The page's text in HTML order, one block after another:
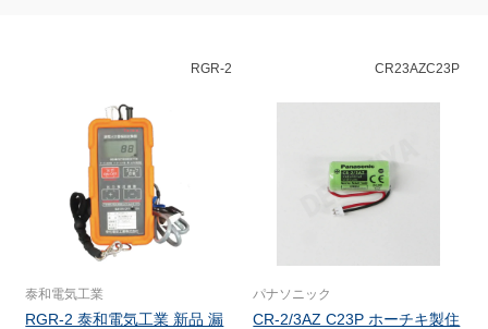
RGR-2
泰和電気工業
RGR-2 泰和電気工業 新品 漏
CR23AZC23P
パナソニック
CR-2/3AZ C23P ホーチキ製住